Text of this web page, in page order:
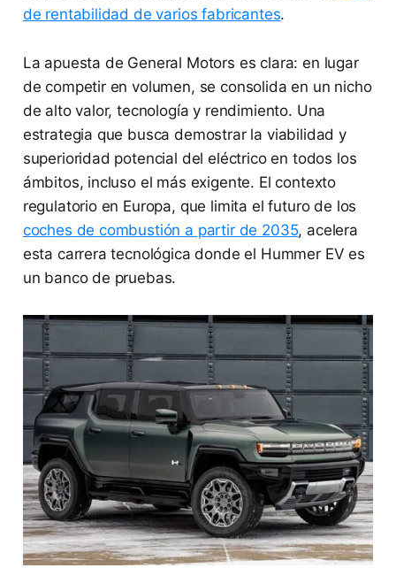
de rentabilidad de varios fabricantes.
La apuesta de General Motors es clara: en lugar
de competir en volumen, se consolida en un nicho
de alto valor, tecnología y rendimiento. Una
estrategia que busca demostrar la viabilidad y
superioridad potencial del eléctrico en todos los
ámbitos, incluso el más exigente. El contexto
regulatorio en Europa, que limita el futuro de los
coches de combustión a partir de 2035, acelera
esta carrera tecnológica donde el Hummer EV es
un banco de pruebas.